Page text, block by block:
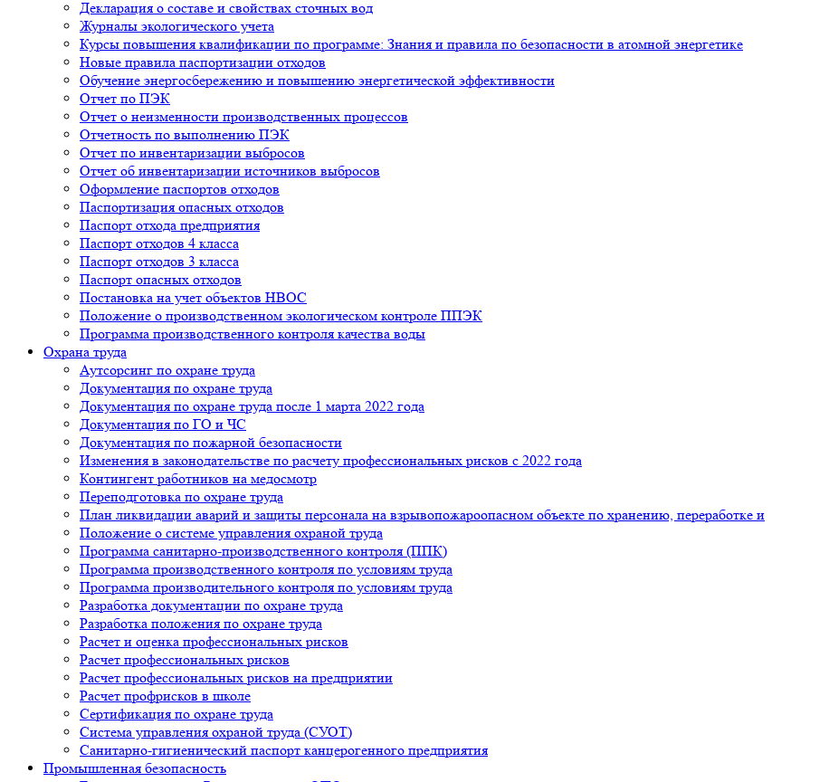
Декларация о составе и свойствах сточных вод
Журналы экологического учета
Курсы повышения квалификации по программе: Знания и правила по безопасности в атомной энергетике
Новые правила паспортизации отходов
Обучение энергосбережению и повышению энергетической эффективности
Отчет по ПЭК
Отчет о неизменности производственных процессов
Отчетность по выполнению ПЭК
Отчет по инвентаризации выбросов
Отчет об инвентаризации источников выбросов
Оформление паспортов отходов
Паспортизация опасных отходов
Паспорт отхода предприятия
Паспорт отходов 4 класса
Паспорт отходов 3 класса
Паспорт опасных отходов
Постановка на учет объектов НВОС
Положение о производственном экологическом контроле ППЭК
Программа производственного контроля качества воды
Охрана труда
Аутсорсинг по охране труда
Документация по охране труда
Документация по охране труда после 1 марта 2022 года
Документация по ГО и ЧС
Документация по пожарной безопасности
Изменения в законодательстве по расчету профессиональных рисков с 2022 года
Контингент работников на медосмотр
Переподготовка по охране труда
План ликвидации аварий и защиты персонала на взрывопожароопасном объекте по хранению, переработке и
Положение о системе управления охраной труда
Программа санитарно-производственного контроля (ППК)
Программа производственного контроля по условиям труда
Программа производительного контроля по условиям труда
Разработка документации по охране труда
Разработка положения по охране труда
Расчет и оценка профессиональных рисков
Расчет профессиональных рисков
Расчет профессиональных рисков на предприятии
Расчет профрисков в школе
Сертификация по охране труда
Система управления охраной труда (СУОТ)
Санитарно-гигиенический паспорт канцерогенного предприятия
Промышленная безопасность